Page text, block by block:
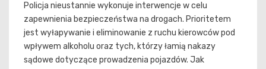
Policja nieustannie wykonuje interwencje w celu
zapewnienia bezpieczeństwa na drogach. Prioritetem
jest wyłapywanie i eliminowanie z ruchu kierowców pod
wpływem alkoholu oraz tych, którzy łamią nakazy
sądowe dotyczące prowadzenia pojazdów. Jak